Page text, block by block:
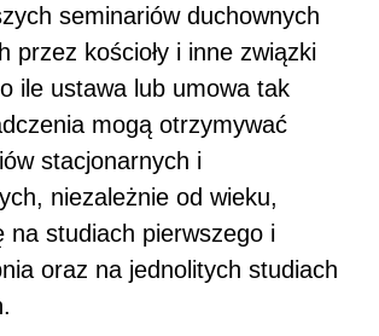
seminariów duchownych
przez kościoły i inne związki
ile ustawa lub umowa tak
mogą otrzymywać
stacjonarnych i
niezależnie od wieku,
na studiach pierwszego i
oraz na jednolitych studiach